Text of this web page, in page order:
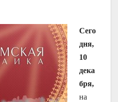
Сего
дня,
10
дека
бря,
на